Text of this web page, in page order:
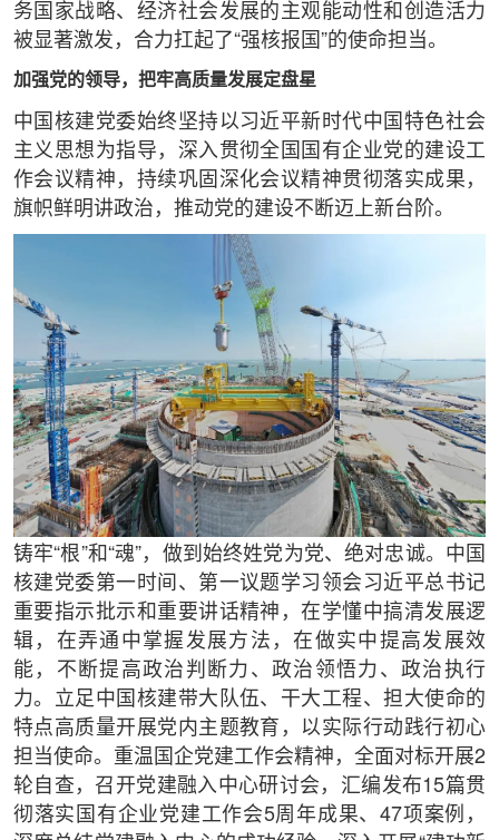
务国家战略、经济社会发展的主观能动性和创造活力
被显著激发，合力扛起了“强核报国”的使命担当。
加强党的领导，把牢高质量发展定盘星
中国核建党委始终坚持以习近平新时代中国特色社会
主义思想为指导，深入贯彻全国国有企业党的建设工
作会议精神，持续巩固深化会议精神贯彻落实成果，
旗帜鲜明讲政治，推动党的建设不断迈上新台阶。
铸牢“根”和“魂”，做到始终姓党为党、绝对忠诚。中国
核建党委第一时间、第一议题学习领会习近平总书记
重要指示批示和重要讲话精神，在学懂中搞清发展逻
辑，在弄通中掌握发展方法，在做实中提高发展效
能，不断提高政治判断力、政治领悟力、政治执行
力。立足中国核建带大队伍、干大工程、担大使命的
特点高质量开展党内主题教育，以实际行动践行初心
担当使命。重温国企党建工作会精神，全面对标开展2
轮自查，召开党建融入中心研讨会，汇编发布15篇贯
彻落实国有企业党建工作会5周年成果、47项案例，